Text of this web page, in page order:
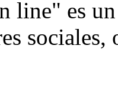
line" es
sociales,